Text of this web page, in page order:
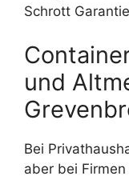
Schrott
und
Bei
aber bei